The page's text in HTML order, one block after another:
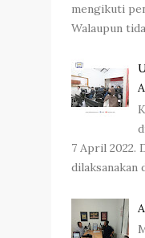
mengikuti
Walaupun
7 April 2022.
dilaksanakan